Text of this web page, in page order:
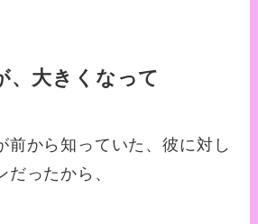
、大きくなって
前から知っていた、彼に対し
ったから、